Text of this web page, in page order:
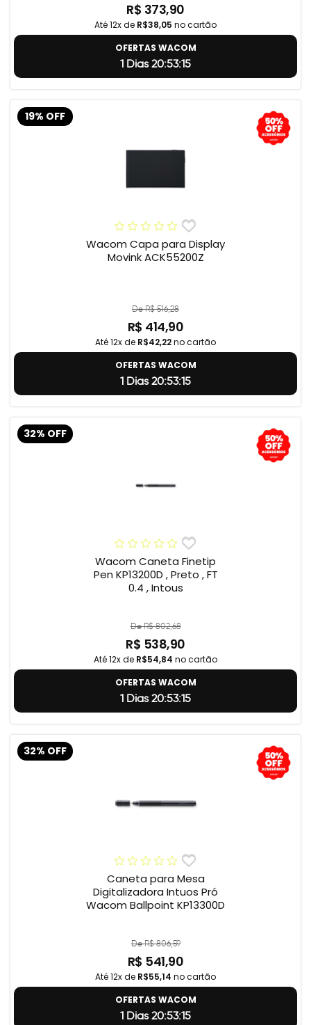
R$ 373,90
Até 12x de R$38,05 no cartão
OFERTAS WACOM
1 Dias 20:53:14
19% OFF
Wacom Capa para Display
Movink ACK55200Z
De R$ 516,28
R$ 414,90
Até 12x de R$42,22no cartão
OFERTAS WACOM
1 Dias 20:53:14
32% OFF
Wacom Caneta Finetip
Pen KP13200D , Preto , FT
0.4 , Intous
De R$ 802,68
R$ 538,90
Até 12x de R$54,84 no cartão
OFERTAS WACOM
1 Dias 20:53:14
32% OFF
Caneta para Mesa
Digitalizadora Intuos Pró
Wacom Ballpoint KP13300D
De R$ 806,59
R$ 541,90
Até 12x de R$55,14 no cartão
OFERTAS WACOM
1 Dias 20:53:14